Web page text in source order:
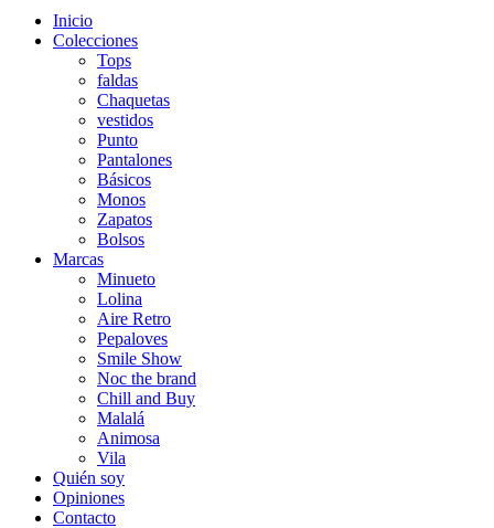
Inicio
Colecciones
Tops
faldas
Chaquetas
vestidos
Punto
Pantalones
Básicos
Monos
Zapatos
Bolsos
Marcas
Minueto
Lolina
Aire Retro
Pepaloves
Smile Show
Noc the brand
Chill and Buy
Malalá
Animosa
Vila
Quién soy
Opiniones
Contacto